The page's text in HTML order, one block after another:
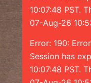
10:07:48 PST.
07-Aug-26
Error: 190:
Session has
10:07:48 PST.